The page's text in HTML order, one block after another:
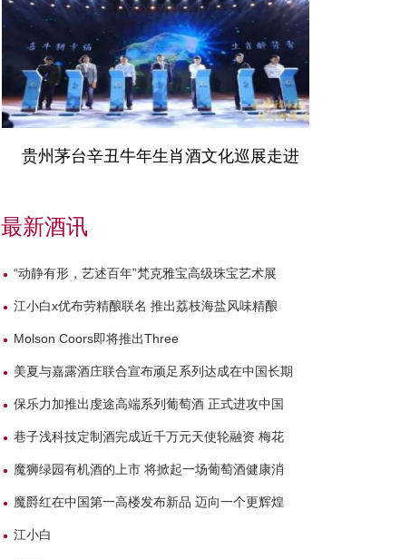
贵州茅台辛丑牛年生肖酒文化巡展走进
最新酒讯
“动静有形，艺述百年”梵克雅宝高级珠宝艺术展
江小白x优布劳精酿联名 推出荔枝海盐风味精酿
Molson Coors即将推出Three
美夏与嘉露酒庄联合宣布顽足系列达成在中国长期
保乐力加推出虔途高端系列葡萄酒 正式进攻中国
巷子浅科技定制酒完成近千万元天使轮融资 梅花
魔狮绿园有机酒的上市 将掀起一场葡萄酒健康消
魔爵红在中国第一高楼发布新品 迈向一个更辉煌
江小白